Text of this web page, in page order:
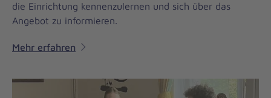
die Einrichtung kennenzulernen und sich über das
Angebot zu informieren.
Mehr erfahren